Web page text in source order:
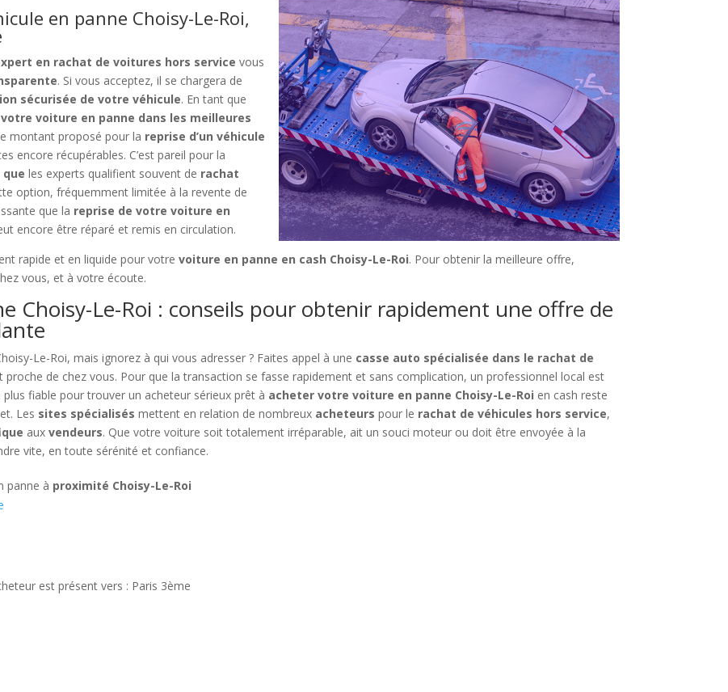
en panne Choisy-Le-Roi,
en rachat de voitures hors service vous
. Si vous acceptez, il se chargera de
sécurisée de votre véhicule. En tant que
voiture en panne dans les meilleures
montant proposé pour la reprise d’un véhicule
encore récupérables. C’est pareil pour la
les experts qualifient souvent de rachat
option, fréquemment limitée à la revente de
que la reprise de votre voiture en
encore être réparé et remis en circulation.
rapide et en liquide pour votrevoiture en panne en cash Choisy-Le-Roi. Pour obtenir la meilleure offre,
vous, et à votre écoute.
Choisy-Le-Roi : conseils pour obtenir rapidement une offre de
Le-Roi, mais ignorez à qui vous adresser ? Faites appel à une casse auto spécialisée dans le rachat de
proche de chez vous. Pour que la transaction se fasse rapidement et sans complication, un professionnel local est
fiable pour trouver un acheteur sérieux prêt à acheter votre voiture en panne Choisy-Le-Roi en cash reste
Les sites spécialisés mettent en relation de nombreux acheteurs pour le rachat de véhicules hors service,
auxvendeurs. Que votre voiture soit totalement irréparable, ait un souci moteur ou doit être envoyée à la
vite, en toute sérénité et confiance.
panne à proximité Choisy-Le-Roi
est présent vers : Paris 3ème